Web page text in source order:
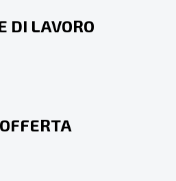
DI LAVORO